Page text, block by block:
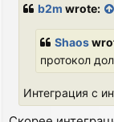
b2m wrote:
Shaos
протокол
Интеграция с